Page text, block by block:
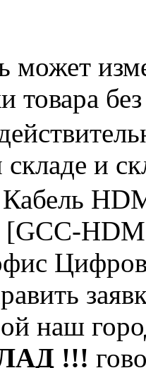
может
товара
складе и
[GCC-
наш
!!!